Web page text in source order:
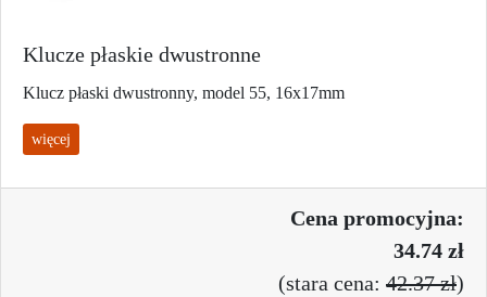
Klucze płaskie dwustronne
Klucz płaski dwustronny, model 55, 16x17mm
więcej
Cena promocyjna:
34.74 zł
(stara cena: 42.37 zł)